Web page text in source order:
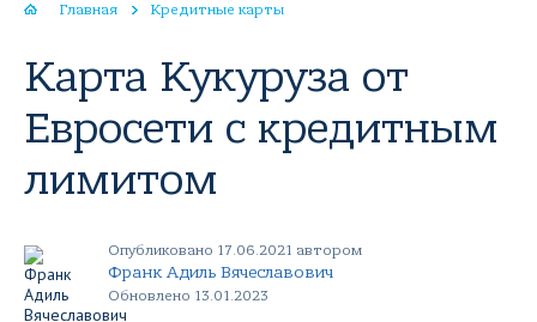
Главная Кредитные карты
Карта Кукуруза от
Евросети с кредитным
лимитом
Опубликовано 17.06.2021 автором
Франк Адиль Вячеславович
Обновлено 13.01.2023